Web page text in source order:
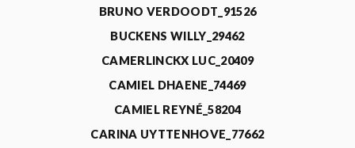
BRUNO VERDOODT_91526
BUCKENS WILLY_29462
CAMERLINCKX LUC_20409
CAMIEL DHAENE_74469
CAMIEL REYNÉ_58204
CARINA UYTTENHOVE_77662